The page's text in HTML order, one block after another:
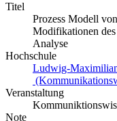
Titel
Prozess Modell
Modifikationen
Analyse
Hochschule
Ludwig-
Veranstaltung
Note